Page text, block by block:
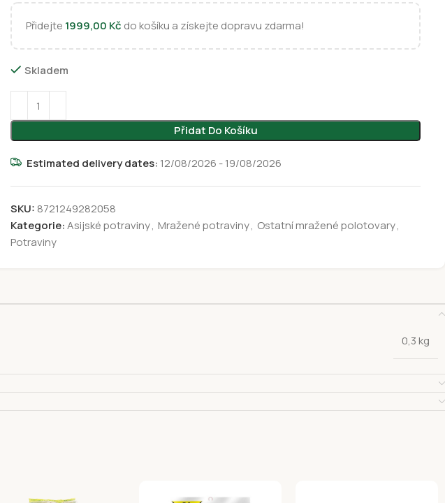
Přidejte 1999,00 Kč do košíku a získejte dopravu zdarma!
Skladem
Přidat Do Košíku
Estimated delivery dates: 12/08/2026 - 19/08/2026
SKU: 8721249282058
Kategorie:Asijské potraviny, Mražené potraviny, Ostatní mražené polotovary,
Potraviny
0,3 kg